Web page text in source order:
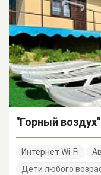
"Горный
Интернет Wi-Fi
Дети любого